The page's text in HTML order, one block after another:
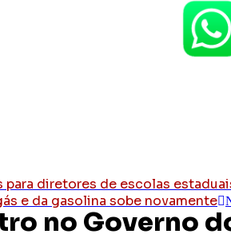
diretores de escolas
e da gasolina sobe novamente
no Governo